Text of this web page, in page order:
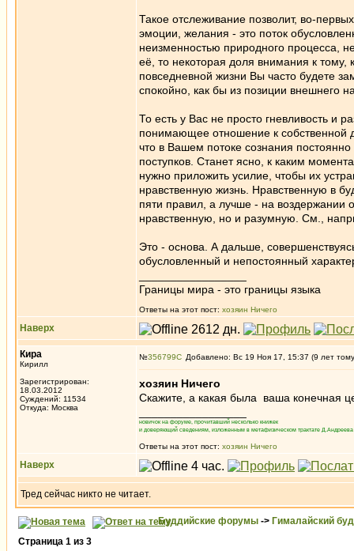
Такое отслеживание позволит, во-
эмоции, желания - это поток
неизменностью природного процесса,
её, то некоторая доля внимания к тому,
повседневной жизни Вы часто будете
спокойно, как бы из позиции внешнего
То есть у Вас не просто гневливость и
понимающее отношение к собственной
что в Вашем потоке сознания
поступков. Станет ясно, к каким
нужно приложить усилие, чтобы их
нравственную жизнь. Нравственную в
пяти правил, а лучше - на воздержании
нравственную, но и разумную. См.,
Это - основа. А дальше,
обусловленный и непостоянный
Границы мира - это границы языка
Ответы на этот пост: хозяин Ничего
Наверх
Кира
Кирилл
Зарегистрирован:
18.03.2012
Суждений: 11534
Откуда: Москва
№356799 Добавлено: Вс 19 Ноя 17, 15:37 (9 лет
хозяин Ничего
Скажите, а какая была ваша конечная
новичок на форуме, прочитавший несколько книжек
и доверяющий сведениям, изложенным в метафизическом трактате
Ответы на этот пост: хозяин Ничего
Наверх
Тред сейчас никто не читает.
Буддийские форумы -> Гималайский
Страница 1 из 3